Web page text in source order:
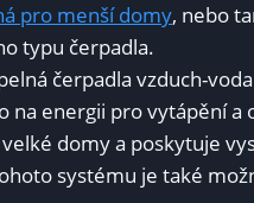
pro menší ⁤domy, nebo
typu čerpadla.
čerpadla​ vzduch-
na energii pro vytápění a
domy a poskytuje‍
systému je také